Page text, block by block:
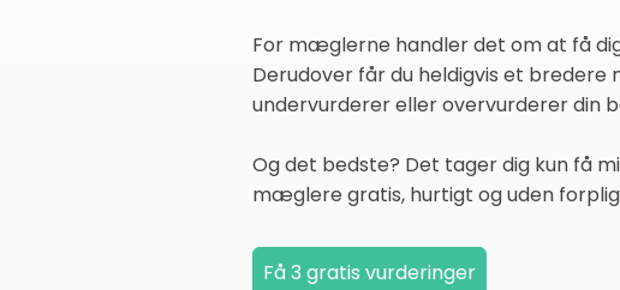
For mæglerne handler det om at få
Derudover får du heldigvis et
undervurderer eller overvurderer din
Og det bedste? Det tager dig kun få
mæglere gratis, hurtigt og uden